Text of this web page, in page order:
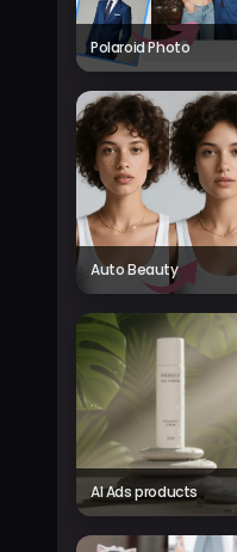
Polaroid Photo
Auto Beauty
AI Ads products